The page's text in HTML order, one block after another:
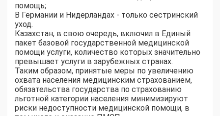
помощь;
В Германии и Нидерландах - только сестринский
уход.
Казахстан, в свою очередь, включил в Единый
пакет базовой государственной медицинской
помощи услуги, количество которых значительно
превышает услуги в зарубежных странах.
Таким образом, принятые меры по увеличению
охвата населения медицинским страхованием,
обязательства государства по страхованию
льготной категории населения минимизируют
риски недоступности медицинской помощи, в